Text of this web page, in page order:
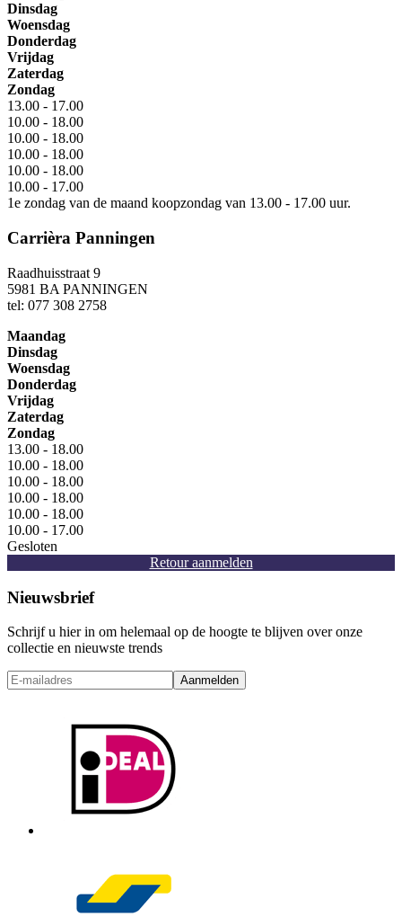
Dinsdag
Woensdag
Donderdag
Vrijdag
Zaterdag
Zondag
13.00 - 17.00
10.00 - 18.00
10.00 - 18.00
10.00 - 18.00
10.00 - 18.00
10.00 - 17.00
1e zondag van de maand koopzondag van 13.00 - 17.00 uur.
Carrièra Panningen
Raadhuisstraat 9
5981 BA PANNINGEN
tel: 077 308 2758
Maandag
Dinsdag
Woensdag
Donderdag
Vrijdag
Zaterdag
Zondag
13.00 - 18.00
10.00 - 18.00
10.00 - 18.00
10.00 - 18.00
10.00 - 18.00
10.00 - 17.00
Gesloten
Retour aanmelden
Nieuwsbrief
Schrijf u hier in om helemaal op de hoogte te blijven over onze
collectie en nieuwste trends
Aanmelden